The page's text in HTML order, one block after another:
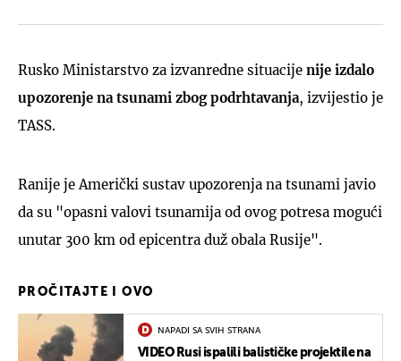
Rusko Ministarstvo za izvanredne situacije nije izdalo
upozorenje na tsunami zbog podrhtavanja, izvijestio je
TASS.
Ranije je Američki sustav upozorenja na tsunami javio
da su "opasni valovi tsunamija od ovog potresa mogući
unutar 300 km od epicentra duž obala Rusije".
PROČITAJTE I OVO
NAPADI SA SVIH STRANA
VIDEO Rusi ispalili balističke projektile na